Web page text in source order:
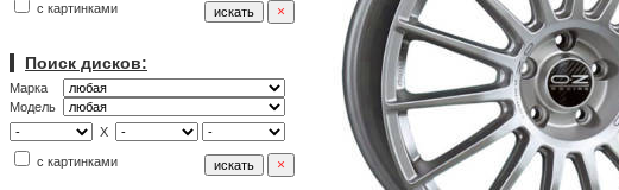
с картинками
Поиск дисков:
Марка
Модель
X
с картинками